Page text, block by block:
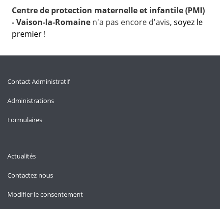
Centre de protection maternelle et infantile (PMI)
- Vaison-la-Romaine n'a pas encore d'avis, soyez le
premier !
Contact Administratif
Administrations
Formulaires
Actualités
Contactez nous
Modifier le consentement